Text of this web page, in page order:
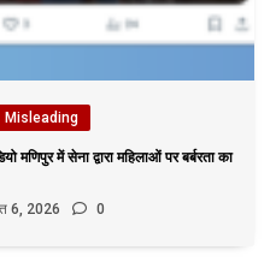
Misleading
मणिपुर में सेना द्वारा महिलाओं पर बर्बरता का
6, 2026 0